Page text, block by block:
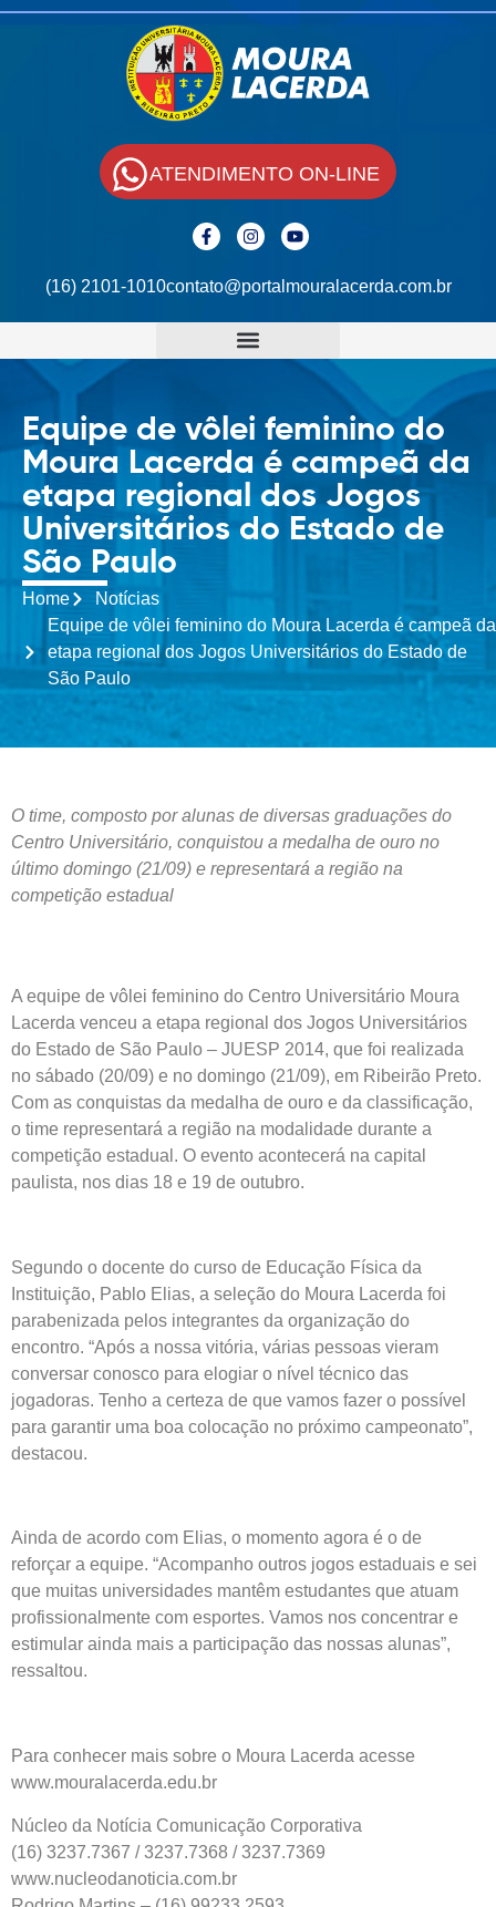
(16) 2101-1010contato@portalmouralacerda.com.br
ATENDIMENTO ON-LINE
Equipe de vôlei feminino do
Moura Lacerda é campeã da
etapa regional dos Jogos
Universitários do Estado de
São Paulo
Home
Notícias
Equipe de vôlei feminino do Moura Lacerda é campeã da
etapa regional dos Jogos Universitários do Estado de
São Paulo
O time, composto por alunas de diversas graduações do
Centro Universitário, conquistou a medalha de ouro no
último domingo (21/09) e representará a região na
competição estadual
A equipe de vôlei feminino do Centro Universitário Moura
Lacerda venceu a etapa regional dos Jogos Universitários
do Estado de São Paulo – JUESP 2014, que foi realizada
no sábado (20/09) e no domingo (21/09), em Ribeirão Preto.
Com as conquistas da medalha de ouro e da classificação,
o time representará a região na modalidade durante a
competição estadual. O evento acontecerá na capital
paulista, nos dias 18 e 19 de outubro.
Segundo o docente do curso de Educação Física da
Instituição, Pablo Elias, a seleção do Moura Lacerda foi
parabenizada pelos integrantes da organização do
encontro. “Após a nossa vitória, várias pessoas vieram
conversar conosco para elogiar o nível técnico das
jogadoras. Tenho a certeza de que vamos fazer o possível
para garantir uma boa colocação no próximo campeonato”,
destacou.
Ainda de acordo com Elias, o momento agora é o de
reforçar a equipe. “Acompanho outros jogos estaduais e sei
que muitas universidades mantêm estudantes que atuam
profissionalmente com esportes. Vamos nos concentrar e
estimular ainda mais a participação das nossas alunas”,
ressaltou.
Para conhecer mais sobre o Moura Lacerda acesse
www.mouralacerda.edu.br
Núcleo da Notícia Comunicação Corporativa
(16) 3237.7367 / 3237.7368 / 3237.7369
www.nucleodanoticia.com.br